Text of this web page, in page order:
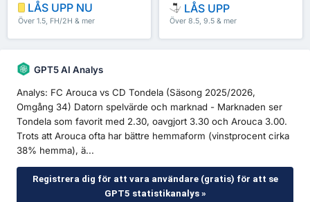
LÅS UPP NU
Över 1.5, FH/2H & mer
LÅS UPP
Över 8.5, 9.5 & mer
GPT5 AI Analys
Analys: FC Arouca vs CD Tondela (Säsong 2025/2026,
Omgång 34) Datorn spelvärde och marknad - Marknaden ser
Tondela som favorit med 2.30, oavgjort 3.30 och Arouca 3.00.
Trots att Arouca ofta har bättre hemmaform (vinstprocent cirka
38% hemma), ä...
Registrera dig för att vara användare (gratis) för att se
GPT5 statistikanalys »